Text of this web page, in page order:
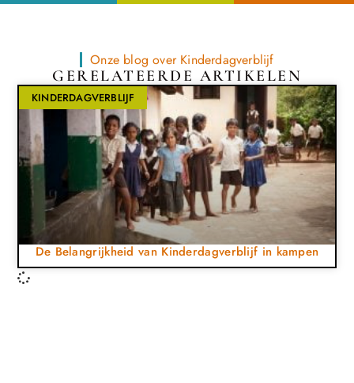
Onze blog over Kinderdagverblijf
GERELATEERDE ARTIKELEN
KINDERDAGVERBLIJF
De Belangrijkheid van Kinderdagverblijf in kampen